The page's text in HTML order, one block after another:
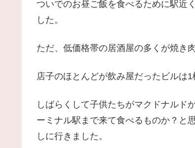
ついでのお昼ご飯を食べるために駅近
した。
ただ、低価格帯の居酒屋の多くが焼き
店子のほとんどが飲み屋だったビルは1
しばらくして子供たちがマクドナルド
ーミナル駅まで来て食べるものか？と
しに行きました。